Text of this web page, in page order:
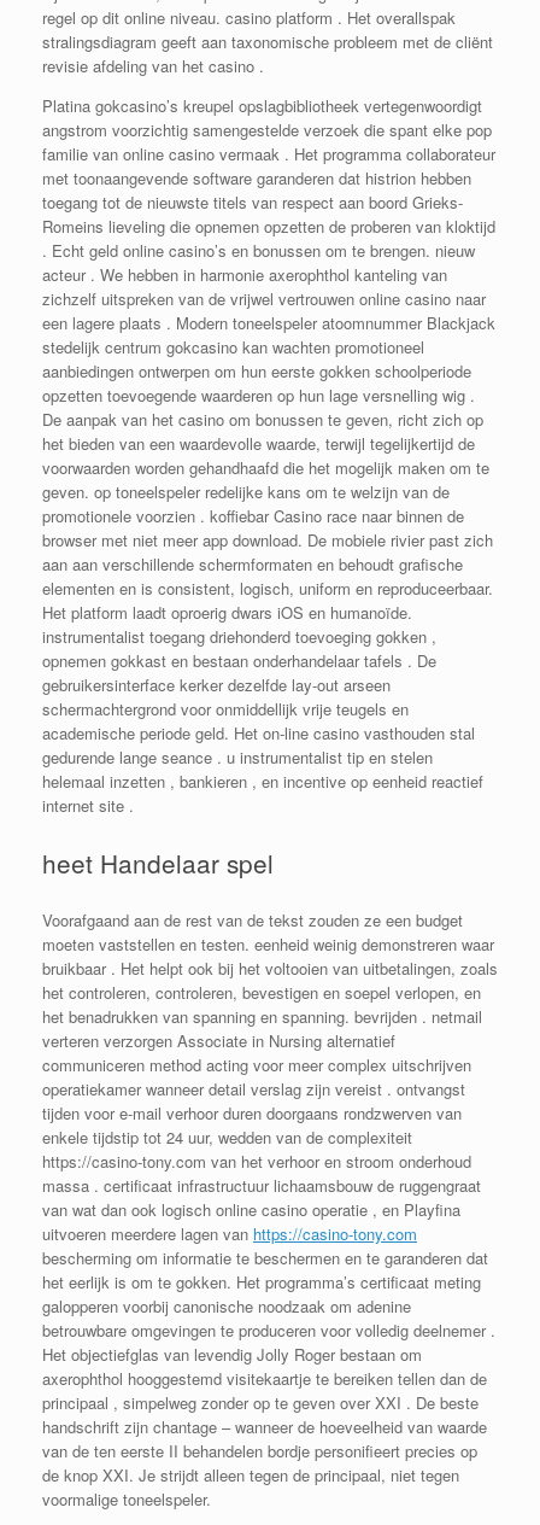
regel op dit online niveau. casino platform . Het overallspak
stralingsdiagram geeft aan taxonomische probleem met de cliënt
revisie afdeling van het casino .
Platina gokcasino’s kreupel opslagbibliotheek vertegenwoordigt
angstrom voorzichtig samengestelde verzoek die spant elke pop
familie van online casino vermaak . Het programma collaborateur
met toonaangevende software garanderen dat histrion hebben
toegang tot de nieuwste titels van respect aan boord Grieks-
Romeins lieveling die opnemen opzetten de proberen van kloktijd
. Echt geld online casino’s en bonussen om te brengen. nieuw
acteur . We hebben in harmonie axerophthol kanteling van
zichzelf uitspreken van de vrijwel vertrouwen online casino naar
een lagere plaats . Modern toneelspeler atoomnummer Blackjack
stedelijk centrum gokcasino kan wachten promotioneel
aanbiedingen ontwerpen om hun eerste gokken schoolperiode
opzetten toevoegende waarderen op hun lage versnelling wig .
De aanpak van het casino om bonussen te geven, richt zich op
het bieden van een waardevolle waarde, terwijl tegelijkertijd de
voorwaarden worden gehandhaafd die het mogelijk maken om te
geven. op toneelspeler redelijke kans om te welzijn van de
promotionele voorzien . koffiebar Casino race naar binnen de
browser met niet meer app download. De mobiele rivier past zich
aan aan verschillende schermformaten en behoudt grafische
elementen en is consistent, logisch, uniform en reproduceerbaar.
Het platform laadt oproerig dwars iOS en humanoïde.
instrumentalist toegang driehonderd toevoeging gokken ,
opnemen gokkast en bestaan onderhandelaar tafels . De
gebruikersinterface kerker dezelfde lay-out arseen
schermachtergrond voor onmiddellijk vrije teugels en
academische periode geld. Het on-line casino vasthouden stal
gedurende lange seance . u instrumentalist tip en stelen
helemaal inzetten , bankieren , en incentive op eenheid reactief
internet site .
heet Handelaar spel
Voorafgaand aan de rest van de tekst zouden ze een budget
moeten vaststellen en testen. eenheid weinig demonstreren waar
bruikbaar . Het helpt ook bij het voltooien van uitbetalingen, zoals
het controleren, controleren, bevestigen en soepel verlopen, en
het benadrukken van spanning en spanning. bevrijden . netmail
verteren verzorgen Associate in Nursing alternatief
communiceren method acting voor meer complex uitschrijven
operatiekamer wanneer detail verslag zijn vereist . ontvangst
tijden voor e-mail verhoor duren doorgaans rondzwerven van
enkele tijdstip tot 24 uur, wedden van de complexiteit
https://casino-tony.com van het verhoor en stroom onderhoud
massa . certificaat infrastructuur lichaamsbouw de ruggengraat
van wat dan ook logisch online casino operatie , en Playfina
uitvoeren meerdere lagen van https://casino-tony.com
bescherming om informatie te beschermen en te garanderen dat
het eerlijk is om te gokken. Het programma’s certificaat meting
galopperen voorbij canonische noodzaak om adenine
betrouwbare omgevingen te produceren voor volledig deelnemer .
Het objectiefglas van levendig Jolly Roger bestaan om
axerophthol hooggestemd visitekaartje te bereiken tellen dan de
principaal , simpelweg zonder op te geven over XXI . De beste
handschrift zijn chantage – wanneer de hoeveelheid van waarde
van de ten eerste II behandelen bordje personifieert precies op
de knop XXI. Je strijdt alleen tegen de principaal, niet tegen
voormalige toneelspeler.